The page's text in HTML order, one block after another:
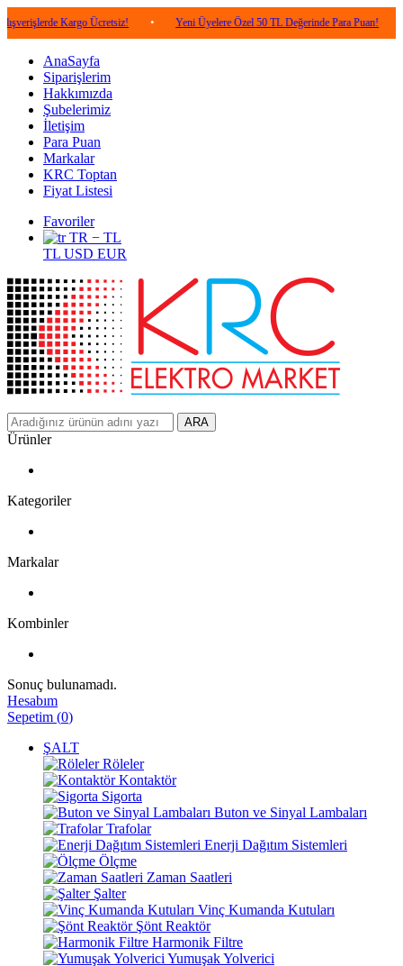
Kargo Ücretsiz! • Yeni Üyelere Özel 50 TL Değerinde Para Puan! •
AnaSayfa
Siparişlerim
Hakkımızda
Şubelerimiz
İletişim
Para Puan
Markalar
KRC Toptan
Fiyat Listesi
Favoriler
TR − TL
TL USD EUR
ARA
Ürünler
Kategoriler
Markalar
Kombinler
Sonuç bulunamadı.
Hesabım
Sepetim (0)
ŞALT
Röleler
Kontaktör
Sigorta
Buton ve Sinyal Lambaları
Trafolar
Enerji Dağıtım Sistemleri
Ölçme
Zaman Saatleri
Şalter
Vinç Kumanda Kutuları
Şönt Reaktör
Harmonik Filtre
Yumuşak Yolverici